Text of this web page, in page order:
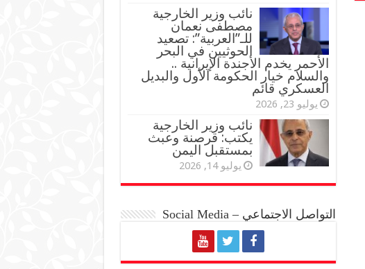
نائب وزير الخارجية
مصطفى نعمان
للـ”العربية”: تصعيد
الحوثيين في البحر
الأحمر يخدم الأجندة الإيرانية ..
والسلام خيار الحكومة الأول والبديل
العسكري قائم
يوليو 23, 2026
نائب وزير الخارجية
يكتب: قرصنة وعبث
بمستقبل اليمن
يوليو 14, 2026
التواصل الاجتماعي – Social Media